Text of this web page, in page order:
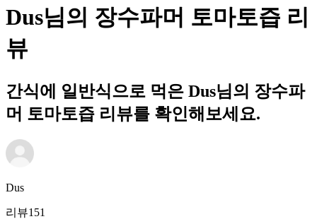
Dus님의 장수파머 토마토즙 리
뷰
간식에 일반식으로 먹은 Dus님의 장수파
머 토마토즙 리뷰를 확인해보세요.
Dus
리뷰151